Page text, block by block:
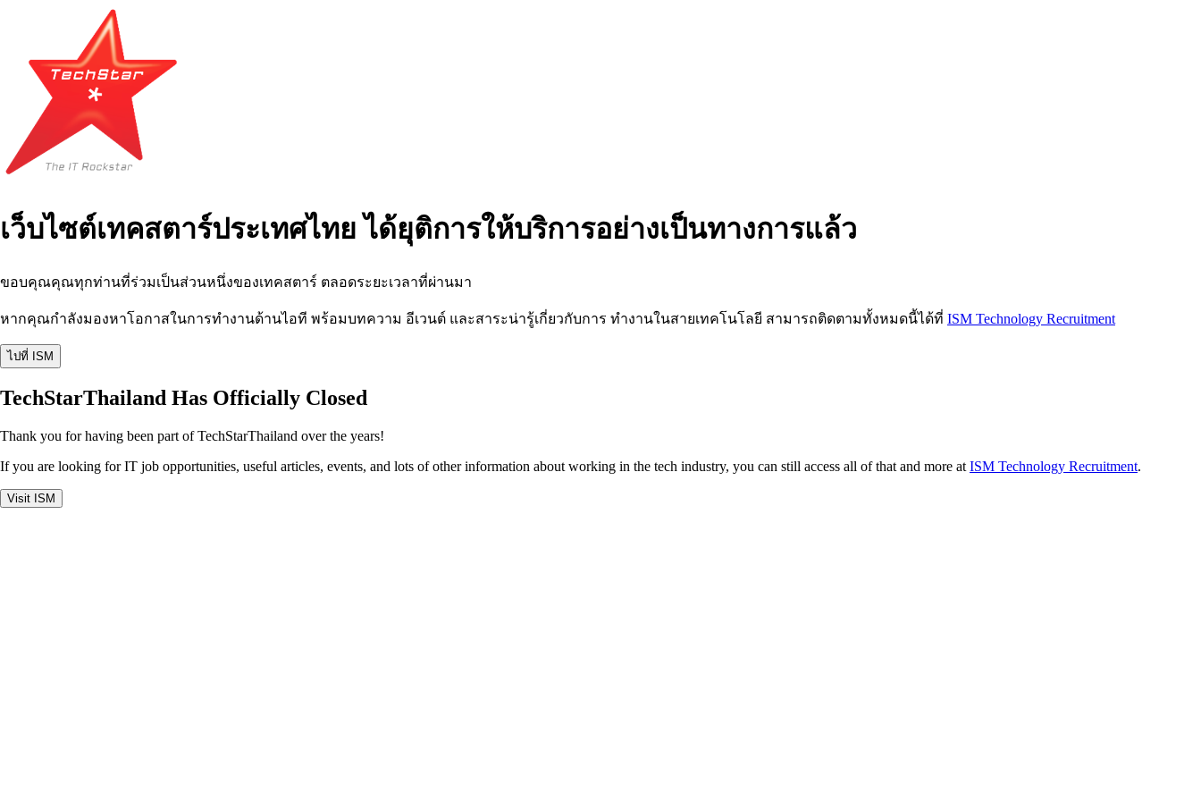
เว็บไซต์เทคสตาร์ประเทศไทย ได้ยุติการให้บริการอย่างเป็นทางการแล้ว
ขอบคุณคุณทุกท่านที่ร่วมเป็นส่วนหนึ่งของเทคสตาร์ ตลอดระยะเวลาที่ผ่านมา
หากคุณกำลังมองหาโอกาสในการทำงานด้านไอที พร้อมบทความ อีเวนต์ และสาระน่ารู้เกี่ยวกับการ ทำงานในสายเทคโนโลยี สามารถติดตามทั้งหมดนี้ได้ที่ ISM Technology Recruitment
ไปที่ ISM
TechStarThailand Has Officially Closed
Thank you for having been part of TechStarThailand over the years!
If you are looking for IT job opportunities, useful articles, events, and lots of other information about working in the tech industry, you can still access all of that and more at ISM Technology Recruitment.
Visit ISM